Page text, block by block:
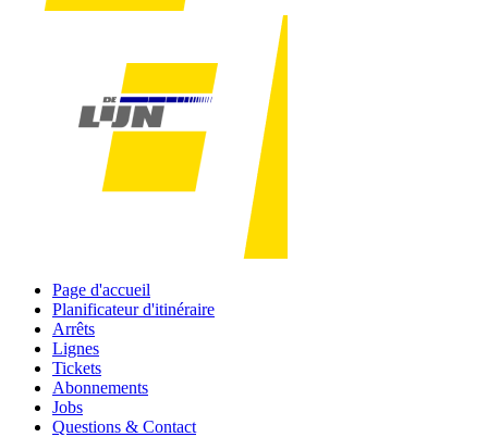
Page d'accueil
Planificateur d'itinéraire
Arrêts
Lignes
Tickets
Abonnements
Jobs
Questions & Contact